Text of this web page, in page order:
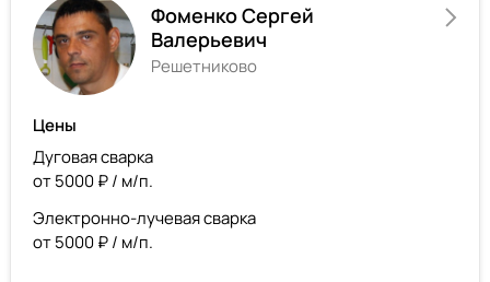
Фоменко Сергей
Валерьевич
Решетниково
Цены
Дуговая сварка
от 5000 ₽ / м/п.
Электронно-лучевая сварка
от 5000 ₽ / м/п.